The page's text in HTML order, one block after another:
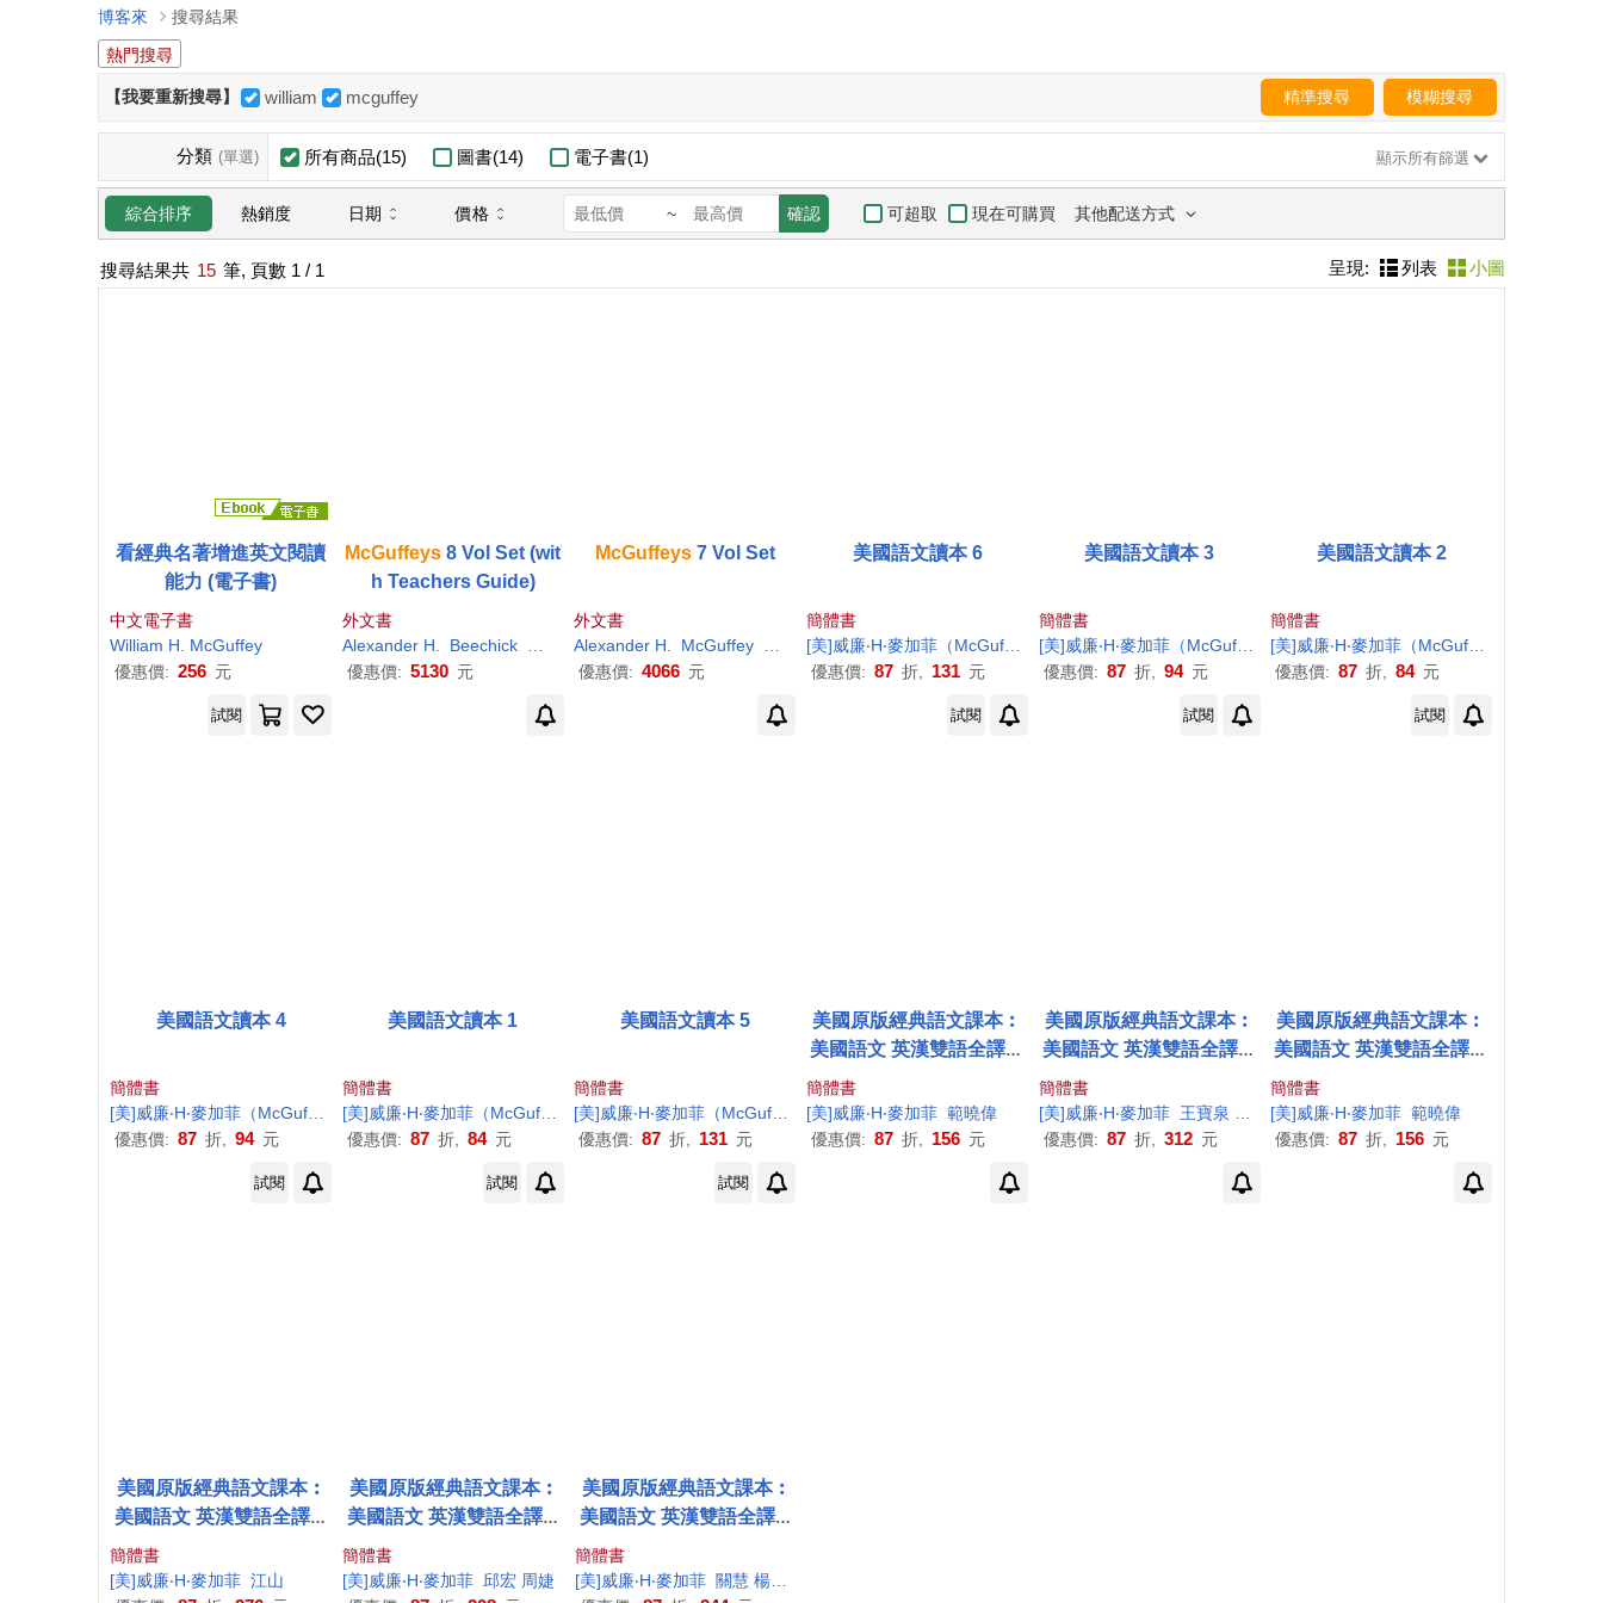
博客來
搜尋結果
熱門搜尋
【我要重新搜尋】 william mcguffey 精準搜尋 模糊搜尋
分類 (單選) 所有商品(15) 圖書(14) 電子書(1) 顯示所有篩選
綜合排序 熱銷度 日期 價格 ~ 確認 可超取 現在可購買 其他配送方式
搜尋結果共 15 筆, 頁數 1 / 1 呈現: 列表 小圖
看經典名著增進英文閱讀
能力 (電子書)
中文電子書
William H
McGuffey
優惠價: 256 元
McGuffeys 8 Vol Set (wit
h Teachers Guide)
外文書
Alexander H Beechick McGuffey Ruth WilliamHolmes
優惠價: 5130 元
McGuffeys7 Vol Set
外文書
Alexander H McGuffey Media Mott WilliamHolmes
優惠價: 4066 元
美國語文讀本 6
簡體書
[美]威廉‧H‧麥加菲（McGuffey ，W．H．）編
優惠價: 87 折, 131 元
美國語文讀本 3
簡體書
[美]威廉‧H‧麥加菲（McGuffey ，W．H．）編
優惠價: 87 折, 94 元
美國語文讀本 2
簡體書
[美]威廉‧H‧麥加菲（McGuffey
優惠價: 87 折, 84 元
試閱 試閱 試閱 試閱
美國語文讀本 4
簡體書
[美]威廉‧H‧麥加菲（McGuffey ，W．H．）編
優惠價: 87 折, 94 元
美國語文讀本 1
簡體書
[美]威廉‧H‧麥加菲（McGuffey ，W．H．）編
優惠價: 87 折, 84 元
美國語文讀本 5
簡體書
[美]威廉‧H‧麥加菲（McGuffey ，W．H．）編
優惠價: 87 折, 131 元
美國原版經典語文課本︰
美國語文 英漢雙語全譯本
簡體書
[美]威廉‧H‧麥加菲 範曉偉
優惠價: 87 折, 156 元
美國原版經典語文課本︰
美國語文 英漢雙語全譯本
簡體書
[美]威廉‧H‧麥加菲 王寶泉 高原
優惠價: 87 折, 312 元
美國原版經典語文課本︰
美國語文 英漢雙語全譯本
簡體書
[美]威廉‧H‧麥加菲 範曉偉
優惠價: 87 折, 156 元
試閱 試閱 試閱
美國原版經典語文課本︰
美國語文 英漢雙語全譯本
簡體書
[美]威廉‧H‧麥加菲 江山
美國原版經典語文課本︰
美國語文 英漢雙語全譯本
簡體書
[美]威廉‧H‧麥加菲 邱宏 周婕
美國原版經典語文課本︰
美國語文 英漢雙語全譯本
簡體書
[美]威廉‧H‧麥加菲 關慧 楊忠武